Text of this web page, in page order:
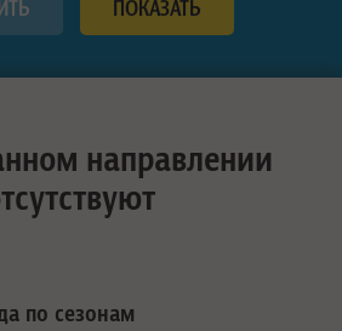
направлении
по сезонам